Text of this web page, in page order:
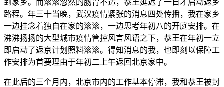
到家乡。而滚滚忽然的肠胃不适，恭王延迟了一日才启动返乡
路程。年三十当晚，武汉疫情紧张的消息四处传播，我在家乡
一边挂念着独自在家的滚滚，一边思考年初八的开庭安排。在
沸沸扬扬的大型城市疫情管控风言风语之下，恭王在年初一立
即启动了返京计划照料滚滚。得知消息的我，也即刻以保障工
作安排为首要理由于年初二上午返回北京家中。
在此后的三个月内，北京市内的工作基本停滞，我和恭王被封